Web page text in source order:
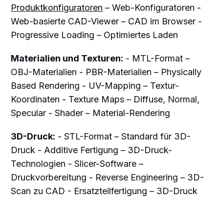
Produktkonfiguratoren – Web-Konfiguratoren -
Web-basierte CAD-Viewer – CAD im Browser -
Progressive Loading – Optimiertes Laden
Materialien und Texturen: - MTL-Format –
OBJ-Materialien - PBR-Materialien – Physically
Based Rendering - UV-Mapping – Textur-
Koordinaten - Texture Maps – Diffuse, Normal,
Specular - Shader – Material-Rendering
3D-Druck: - STL-Format – Standard für 3D-
Druck - Additive Fertigung – 3D-Druck-
Technologien - Slicer-Software –
Druckvorbereitung - Reverse Engineering – 3D-
Scan zu CAD - Ersatzteilfertigung – 3D-Druck